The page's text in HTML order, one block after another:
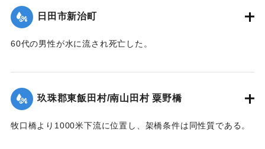
棟其他四棟流出埋没部落全
戸床上浸水セリ
依テ碑ヲ建テ記念トス
後世に受け継がれるべき石碑が、現在では目につかない場所
｜固有コード:
流され、倒壊したため、住民は日隈小学校や神社などで避難
生活を送った。
【出典：日田水害誌（池田範六,1955）】
日田市新治町
60代の男性が水に流され死亡した。
｜固有コード:00543098
玖珠郡東飯田村/南山田村 粟野橋
牧口橋より1000米下流に位置し、架橋条件は同性質である。